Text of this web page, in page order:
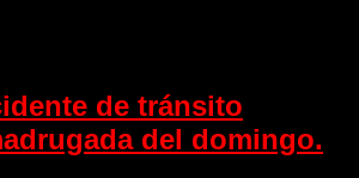
de tránsito
del domingo.